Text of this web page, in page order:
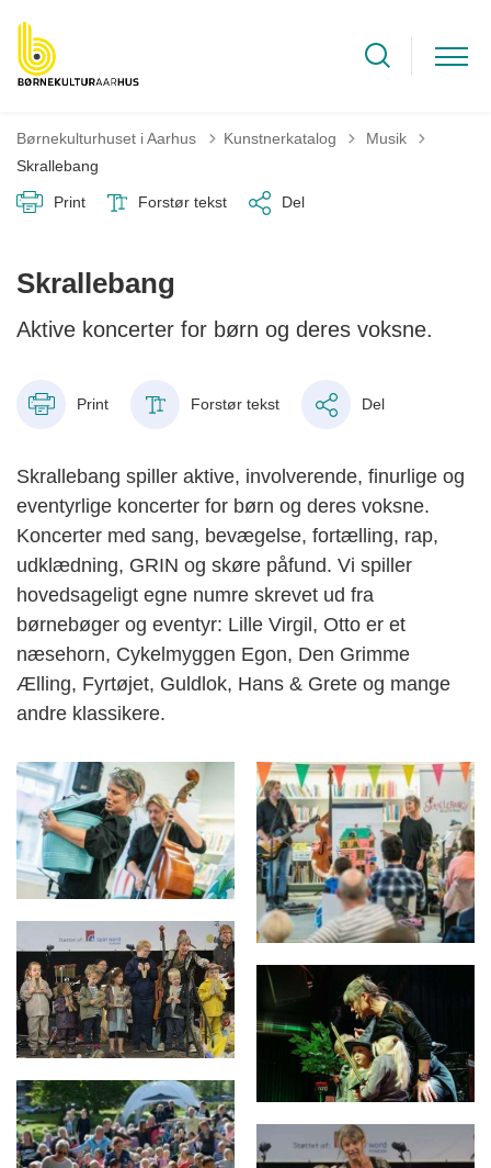
Børnekulturhuset i Aarhus Kunstnerkatalog Tilbage til
Musik
Skrallebang
Print Forstør tekst Del
Skrallebang
Aktive koncerter for børn og deres voksne.
Print Forstør tekst Del
Skrallebang spiller aktive, involverende, finurlige og
eventyrlige koncerter for børn og deres voksne.
Koncerter med sang, bevægelse, fortælling, rap,
udklædning, GRIN og skøre påfund. Vi spiller
hovedsageligt egne numre skrevet ud fra
børnebøger og eventyr: Lille Virgil, Otto er et
næsehorn, Cykelmyggen Egon, Den Grimme
Ælling, Fyrtøjet, Guldlok, Hans & Grete og mange
andre klassikere.